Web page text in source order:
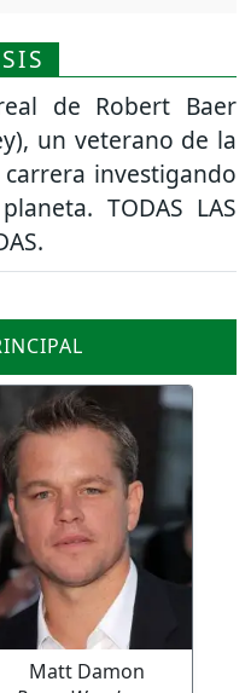
de Robert Baer
un veterano de la
investigando
TODAS LAS
Matt Damon